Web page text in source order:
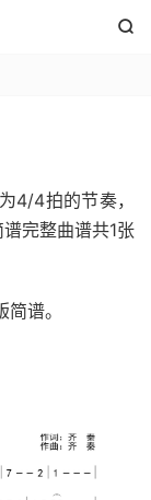

4/4拍的节奏，
完整曲谱共1张
谱。